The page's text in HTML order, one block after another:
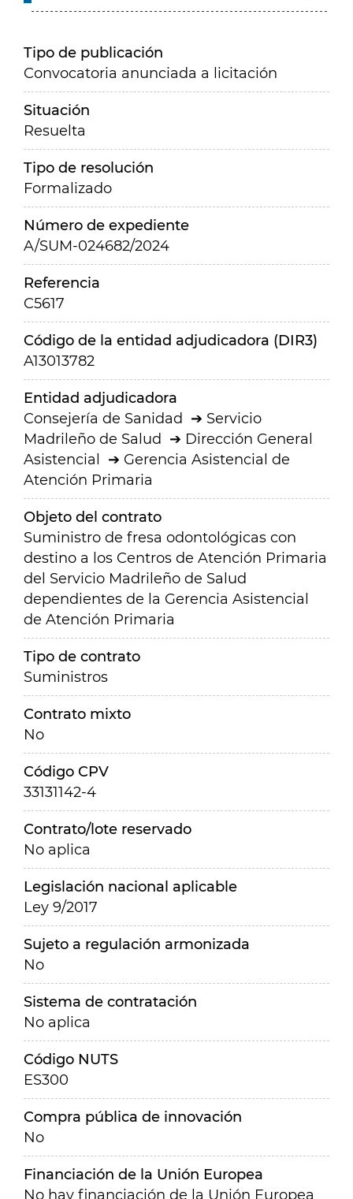
Tipo de publicación
Convocatoria anunciada a licitación
Situación
Resuelta
Tipo de resolución
Formalizado
Número de expediente
A/SUM-024682/2024
Referencia
C5617
Código de la entidad adjudicadora (DIR3)
A13013782
Entidad adjudicadora
Consejería de Sanidad
Servicio
Madrileño de Salud
Dirección General
Asistencial
Gerencia Asistencial de
Atención Primaria
Objeto del contrato
Suministro de fresa odontológicas con
destino a los Centros de Atención Primaria
del Servicio Madrileño de Salud
dependientes de la Gerencia Asistencial
de Atención Primaria
Tipo de contrato
Suministros
Contrato mixto
No
Código CPV
33131142-4
Contrato/lote reservado
No aplica
Legislación nacional aplicable
Ley 9/2017
Sujeto a regulación armonizada
No
Sistema de contratación
No aplica
Código NUTS
ES300
Compra pública de innovación
No
Financiación de la Unión Europea
No hay financiación de la Unión Europea